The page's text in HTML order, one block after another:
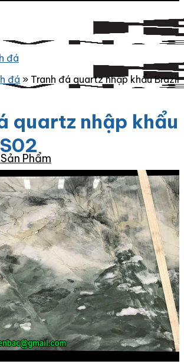
Phẩm
Màu Vàng
Xám
Đen
Xanh
Nâu
Màu Đỏ
đá
đá » Tranh đá quartz nhập khẩu Brazil
quartz nhập khẩu